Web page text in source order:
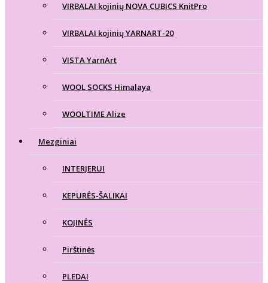
VIRBALAI kojinių NOVA CUBICS KnitPro
VIRBALAI kojinių YARNART-20
VISTA YarnArt
WOOL SOCKS Himalaya
WOOLTIME Alize
Mezginiai
INTERJERUI
KEPURĖS-ŠALIKAI
KOJINĖS
Pirštinės
PLEDAI